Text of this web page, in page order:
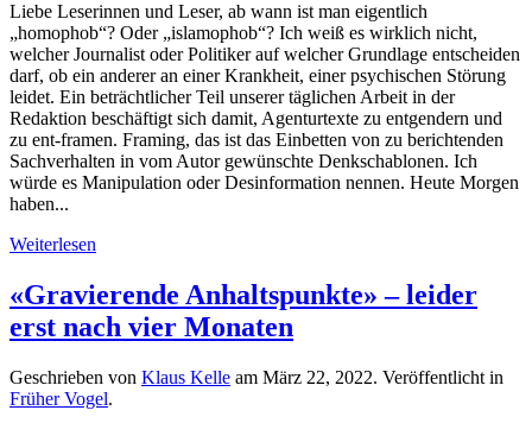
Liebe Leserinnen und Leser, ab wann ist man eigentlich
„homophob“? Oder „islamophob“? Ich weiß es wirklich nicht,
welcher Journalist oder Politiker auf welcher Grundlage entscheiden
darf, ob ein anderer an einer Krankheit, einer psychischen Störung
leidet. Ein beträchtlicher Teil unserer täglichen Arbeit in der
Redaktion beschäftigt sich damit, Agenturtexte zu entgendern und
zu ent-framen. Framing, das ist das Einbetten von zu berichtenden
Sachverhalten in vom Autor gewünschte Denkschablonen. Ich
würde es Manipulation oder Desinformation nennen. Heute Morgen
haben...
Weiterlesen
«Gravierende Anhaltspunkte» – leider
erst nach vier Monaten
Geschrieben von Klaus Kelle am März 22, 2022. Veröffentlicht in
Früher Vogel.